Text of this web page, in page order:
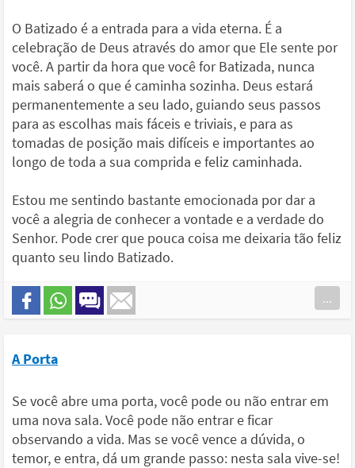
O Batizado é a entrada para a vida eterna. É a
celebração de Deus através do amor que Ele sente por
você. A partir da hora que você for Batizada, nunca
mais saberá o que é caminha sozinha. Deus estará
permanentemente a seu lado, guiando seus passos
para as escolhas mais fáceis e triviais, e para as
tomadas de posição mais difíceis e importantes ao
longo de toda a sua comprida e feliz caminhada.
Estou me sentindo bastante emocionada por dar a
você a alegria de conhecer a vontade e a verdade do
Senhor. Pode crer que pouca coisa me deixaria tão feliz
quanto seu lindo Batizado.
...
A Porta
Se você abre uma porta, você pode ou não entrar em
uma nova sala. Você pode não entrar e ficar
observando a vida. Mas se você vence a dúvida, o
temor, e entra, dá um grande passo: nesta sala vive-se!